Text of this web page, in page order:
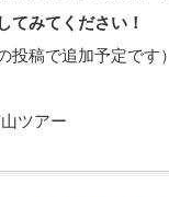
てみてください！
投稿で追加予定です）
ツアー